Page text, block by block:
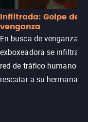
Infiltrada: Golpe de
venganza
En busca de venganza,
exboxeadora se infiltra
red de tráfico humano
rescatar a su hermana